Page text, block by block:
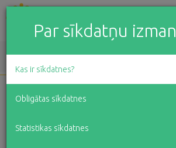
Par sīkdatņu
Kas ir sīkdatnes?
Obligātas sīkdatnes
Statistikas sīkdatnes